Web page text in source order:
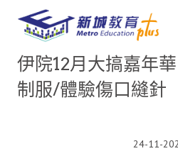
伊院12月大搞嘉年
制服/體驗傷口縫針
24-11-